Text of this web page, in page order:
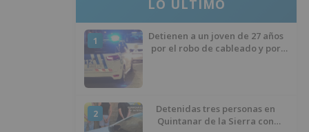
LO ÚLTIMO
1
Detienen a un joven de 27 años
por el robo de cableado y por
2
Detenidas tres personas en
Quintanar de la Sierra con